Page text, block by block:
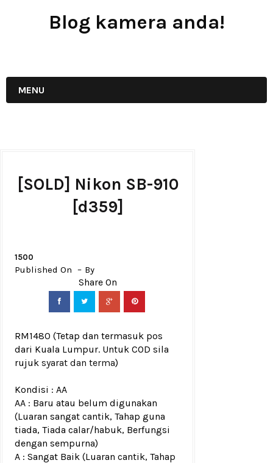
Blog kamera anda!
MENU
[SOLD] Nikon SB-910
[d359]
1500
Published On By
RM1480 (Tetap dan termasuk pos
dari Kuala Lumpur. Untuk COD sila
rujuk syarat dan terma)
Kondisi : AA
AA : Baru atau belum digunakan
(Luaran sangat cantik, Tahap guna
tiada, Tiada calar/habuk, Berfungsi
dengan sempurna)
A : Sangat Baik (Luaran cantik, Tahap